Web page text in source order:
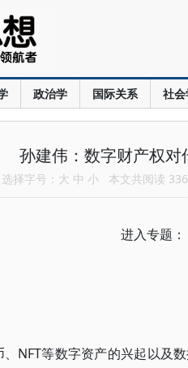
政治学 国际关系 社
孙建伟：数字财产权对
选择字号： 大 中 小 本文共阅读
进入专题：
、NFT等数字资产的兴起以及